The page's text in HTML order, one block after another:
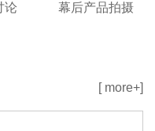
论 幕后产品拍摄
[ more+]